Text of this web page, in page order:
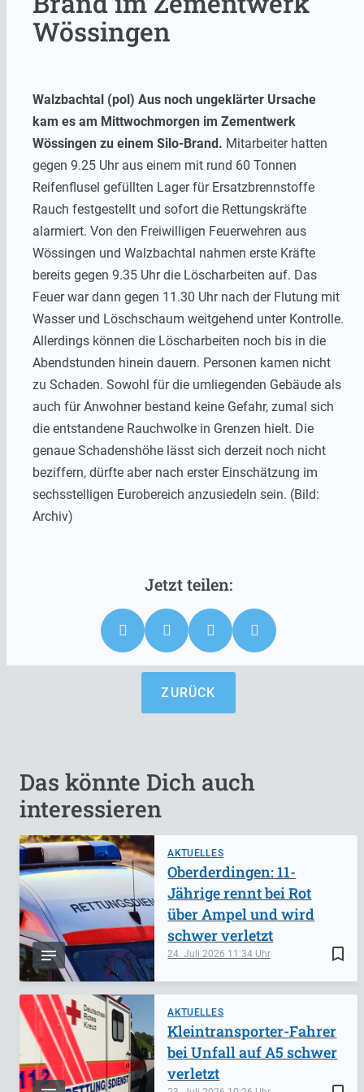
Wössingen
Walzbachtal (pol) Aus noch ungeklärter Ursache
kam es am Mittwochmorgen im Zementwerk
Wössingen zu einem Silo-Brand. Mitarbeiter hatten
gegen 9.25 Uhr aus einem mit rund 60 Tonnen
Reifenflusel gefüllten Lager für Ersatzbrennstoffe
Rauch festgestellt und sofort die Rettungskräfte
alarmiert. Von den Freiwilligen Feuerwehren aus
Wössingen und Walzbachtal nahmen erste Kräfte
bereits gegen 9.35 Uhr die Löscharbeiten auf. Das
Feuer war dann gegen 11.30 Uhr nach der Flutung mit
Wasser und Löschschaum weitgehend unter Kontrolle.
Allerdings können die Löscharbeiten noch bis in die
Abendstunden hinein dauern. Personen kamen nicht
zu Schaden. Sowohl für die umliegenden Gebäude als
auch für Anwohner bestand keine Gefahr, zumal sich
die entstandene Rauchwolke in Grenzen hielt. Die
genaue Schadenshöhe lässt sich derzeit noch nicht
beziffern, dürfte aber nach erster Einschätzung im
sechsstelligen Eurobereich anzusiedeln sein. (Bild:
Archiv)
ZURÜCK
Das könnte Dich auch
interessieren
AKTUELLES
bookmark_border
24. Juli 2026 11:34
Oberderdingen: 11-
Jährige rennt bei Rot
über Ampel und wird
schwer verletzt
AKTUELLES
Kleintransporter-Fahrer
bei Unfall auf A5 schwer
verletzt